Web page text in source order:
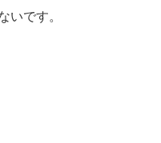
いです。